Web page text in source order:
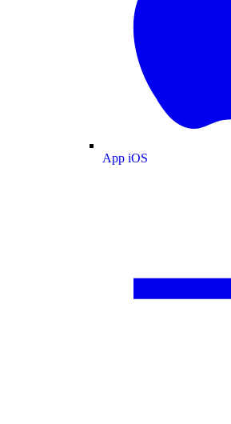
App iOS